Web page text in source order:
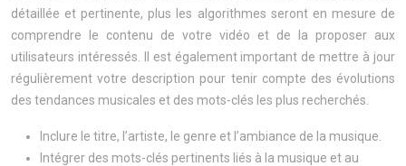
détaillée et pertinente, plus les algorithmes seront en mesure de
comprendre le contenu de votre vidéo et de la proposer aux
utilisateurs intéressés. Il est également important de mettre à jour
régulièrement votre description pour tenir compte des évolutions
des tendances musicales et des mots-clés les plus recherchés.
Inclure le titre, l’artiste, le genre et l’ambiance de la musique.
Intégrer des mots-clés pertinents liés à la musique et au